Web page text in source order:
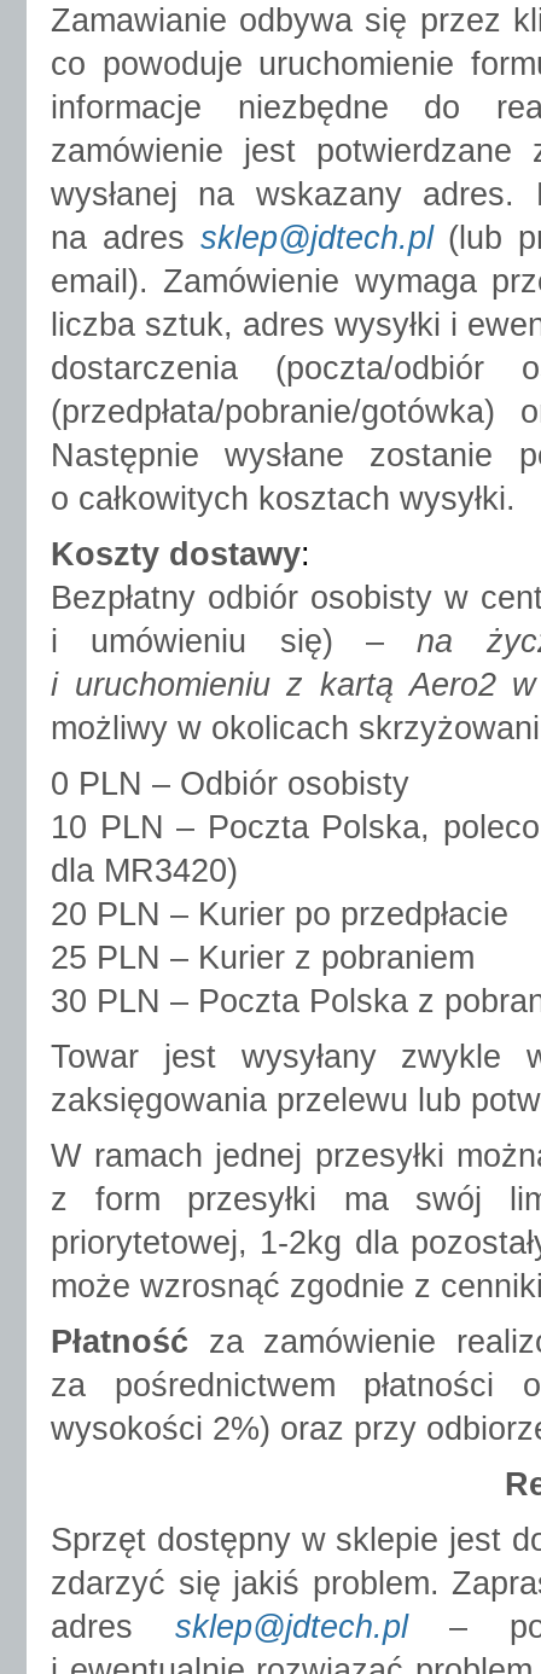
Zamawianie odbywa się przez
co powoduje uruchomienie
informacje niezbędne do
zamówienie jest
wysłanej na wskazany adres.
na adres sklep@jdtech.pl(lub
email). Zamówienie wymaga
liczba sztuk, adres wysyłki i
dostarczenia (poczta/
(przedpłata/pobranie/
Następnie wysłane zostanie
o całkowitych kosztach wysyłki.
Koszty dostawy:
Bezpłatny odbiór osobisty w
i umówieniu się) –na
i uruchomieniu z kartą Aero2
możliwy w okolicach
0 PLN – Odbiór osobisty
10 PLN – Poczta Polska,
dla MR3420)
20 PLN – Kurier po przedpłacie
25 PLN – Kurier z pobraniem
30 PLN – Poczta Polska z
Towar jest wysyłany
zaksięgowania przelewu lub
W ramach jednej przesyłki
z form przesyłki ma swój
priorytetowej, 1-2kg dla
może wzrosnąć zgodnie z
Płatność za zamówienie
za pośrednictwem płatności
wysokości 2%) oraz przy
Sprzęt dostępny w sklepie jest
zdarzyć się jakiś problem.
adres sklep@jdtech.pl–